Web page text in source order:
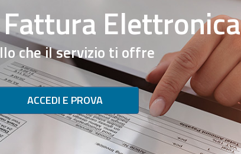
Elettronica
che il servizio ti offre
ACCEDI E PROVA